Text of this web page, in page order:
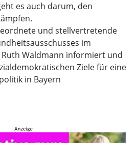
es auch darum, den
und stellvertretende
im
Ruth Waldmann informiert und
Ziele für eine
in Bayern